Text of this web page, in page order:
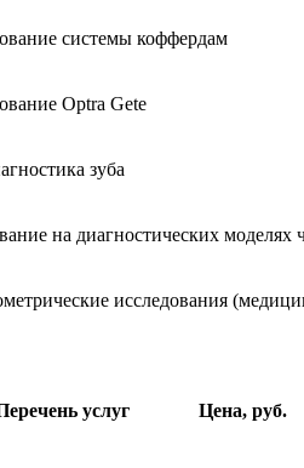
системы коффердам
Optra Gete
зуба
на диагностических моделях
исследования
услуг Цена, руб.